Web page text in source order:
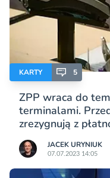
KARTY 5
ZPP wraca do
terminalami.
zrezygnują z
JACEK URYNIUK
07.07.2023 14:05